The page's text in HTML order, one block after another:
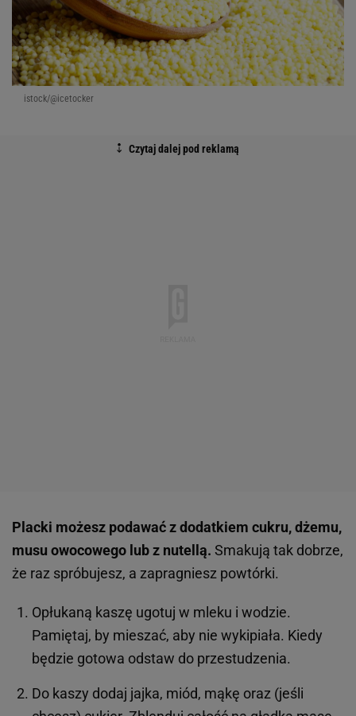
istock/@icetocker
Placki możesz podawać z dodatkiem cukru, dżemu,
musu owocowego lub z nutellą. Smakują tak dobrze,
że raz spróbujesz, a zapragniesz powtórki.
Opłukaną kaszę ugotuj w mleku i wodzie.
Pamiętaj, by mieszać, aby nie wykipiała. Kiedy
będzie gotowa odstaw do przestudzenia.
Do kaszy dodaj jajka, miód, mąkę oraz (jeśli